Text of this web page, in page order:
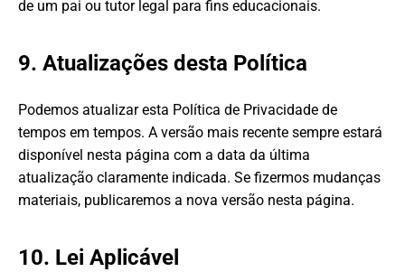
de um pai ou tutor legal para fins educacionais.
9. Atualizações desta Política
Podemos atualizar esta Política de Privacidade de
tempos em tempos. A versão mais recente sempre estará
disponível nesta página com a data da última
atualização claramente indicada. Se fizermos mudanças
materiais, publicaremos a nova versão nesta página.
10. Lei Aplicável